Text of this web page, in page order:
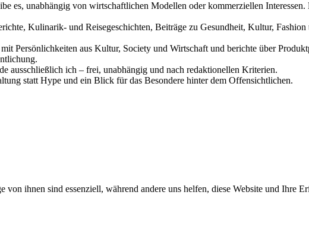
es, unabhängig von wirtschaftlichen Modellen oder kommerziellen
Kulinarik- und Reisegeschichten, Beiträge zu Gesundheit, Kultur,
Persönlichkeiten aus Kultur, Society und Wirtschaft und berichte über
ausschließlich ich – frei, unabhängig und nach redaktionellen Kriterien.
statt Hype und ein Blick für das Besondere hinter dem Offensichtlichen.
von ihnen sind essenziell, während andere uns helfen, diese Website und Ihre